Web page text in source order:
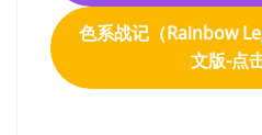
色系战记（Rainbow
文版-点